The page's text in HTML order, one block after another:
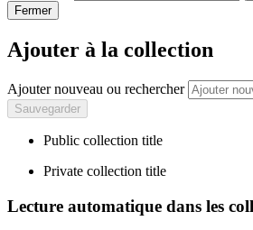
Fermer
Ajouter à la collection
Ajouter nouveau ou rechercher
Public collection title
Private collection title
Lecture automatique dans les